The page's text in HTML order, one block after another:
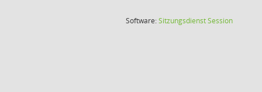
Software:SitzungsdienstSession(Wird in